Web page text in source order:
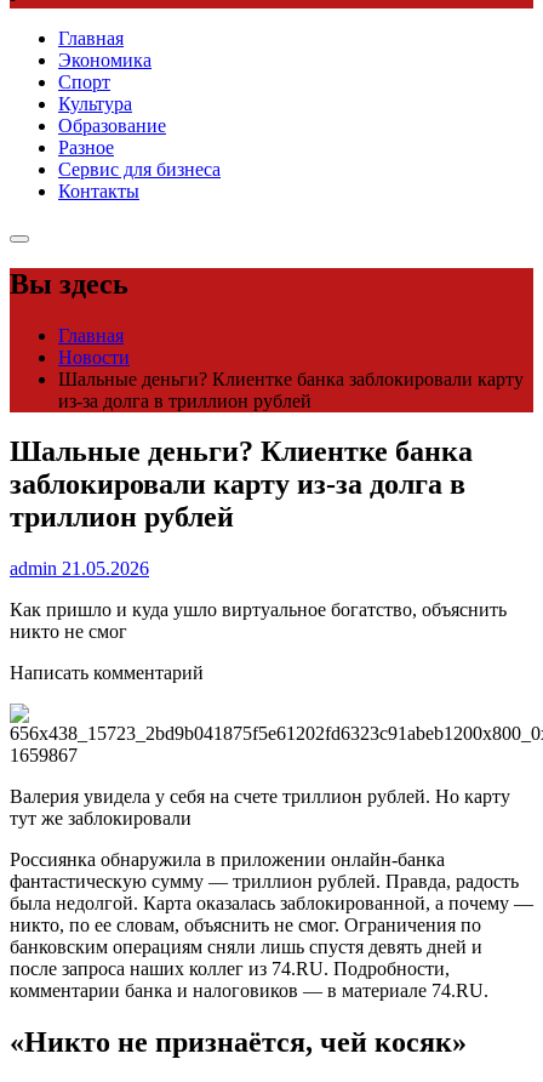
Главная
Экономика
Спорт
Культура
Образование
Разное
Сервис для бизнеса
Контакты
Вы здесь
Главная
Новости
Шальные деньги? Клиентке банка заблокировали карту
из-за долга в триллион рублей
Шальные деньги? Клиентке банка
заблокировали карту из-за долга в
триллион рублей
admin 21.05.2026
Как пришло и куда ушло виртуальное богатство, объяснить
никто не смог
Написать комментарий
Валерия увидела у себя на счете триллион рублей. Но карту
тут же заблокировали
Россиянка обнаружила в приложении онлайн-банка
фантастическую сумму — триллион рублей. Правда, радость
была недолгой. Карта оказалась заблокированной, а почему —
никто, по ее словам, объяснить не смог. Ограничения по
банковским операциям сняли лишь спустя девять дней и
после запроса наших коллег из 74.RU. Подробности,
комментарии банка и налоговиков — в материале 74.RU.
«Никто не признаётся, чей косяк»